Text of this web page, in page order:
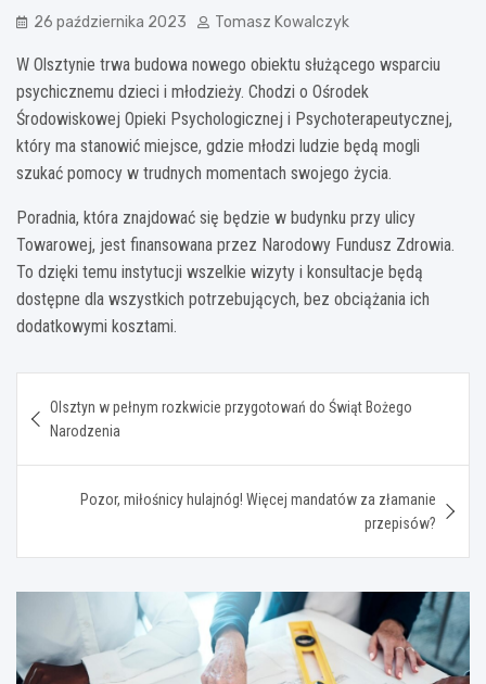
26 października 2023 Tomasz Kowalczyk
W Olsztynie trwa budowa nowego obiektu służącego wsparciu
psychicznemu dzieci i młodzieży. Chodzi o Ośrodek
Środowiskowej Opieki Psychologicznej i Psychoterapeutycznej,
który ma stanowić miejsce, gdzie młodzi ludzie będą mogli
szukać pomocy w trudnych momentach swojego życia.
Poradnia, która znajdować się będzie w budynku przy ulicy
Towarowej, jest finansowana przez Narodowy Fundusz Zdrowia.
To dzięki temu instytucji wszelkie wizyty i konsultacje będą
dostępne dla wszystkich potrzebujących, bez obciążania ich
dodatkowymi kosztami.
wpisu
Olsztyn w pełnym rozkwicie przygotowań do Świąt Bożego
Narodzenia
Pozor, miłośnicy hulajnóg! Więcej mandatów za złamanie
przepisów?